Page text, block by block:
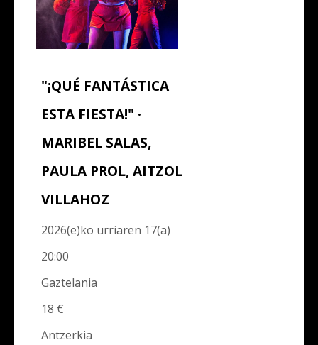
"¡QUÉ FANTÁSTICA
ESTA FIESTA!" ·
MARIBEL SALAS,
PAULA PROL, AITZOL
VILLAHOZ
2026(e)ko urriaren 17(a)
20:00
Gaztelania
18 €
Antzerkia